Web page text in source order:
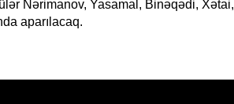
Nərimanov, Yasamal, Binəqədi, Xətai,
aparılacaq.